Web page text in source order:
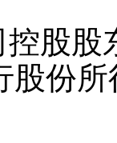
股股
股份所